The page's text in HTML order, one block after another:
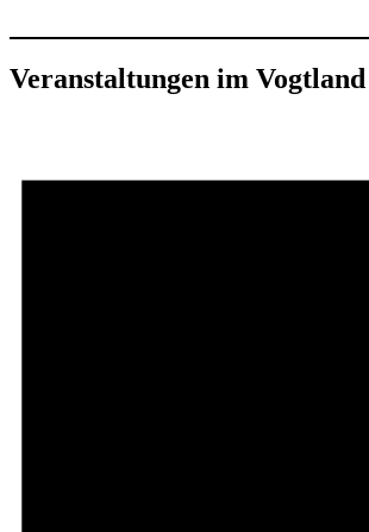
Veranstaltungen im Vogtland